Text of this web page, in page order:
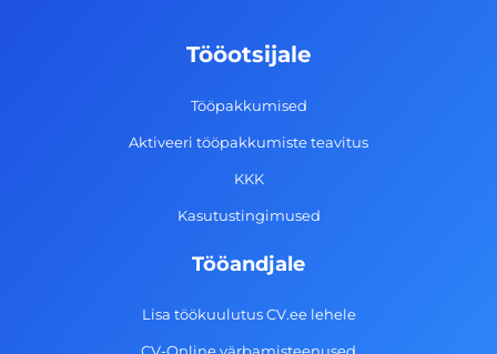
-
g
r
a
m
d
i
n
Tööotsijale
Tööpakkumised
Aktiveeri tööpakkumiste teavitus
KKK
Kasutustingimused
Tööandjale
Lisa töökuulutus CV.ee lehele